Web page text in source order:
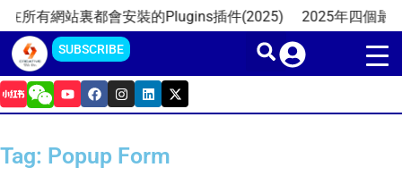
Skip
content
所有網站裏都會安裝的Plugins插件(2025) 2025年四個最
SUBSCRIBE
Y
o
u
b
e
F
a
c
o
o
I
n
s
g
r
L
i
n
d
i
X
-
t
Tag: Popup Form